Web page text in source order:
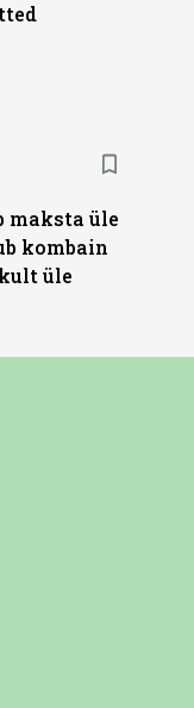
maksta üle
kombain
üle